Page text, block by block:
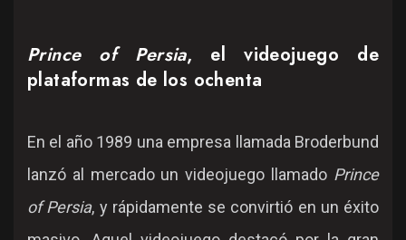
Prince of Persia, el videojuego de
plataformas de los ochenta
En el año 1989 una empresa llamada Broderbund
lanzó al mercado un videojuego llamado Prince
of Persia, y rápidamente se convirtió en un éxito